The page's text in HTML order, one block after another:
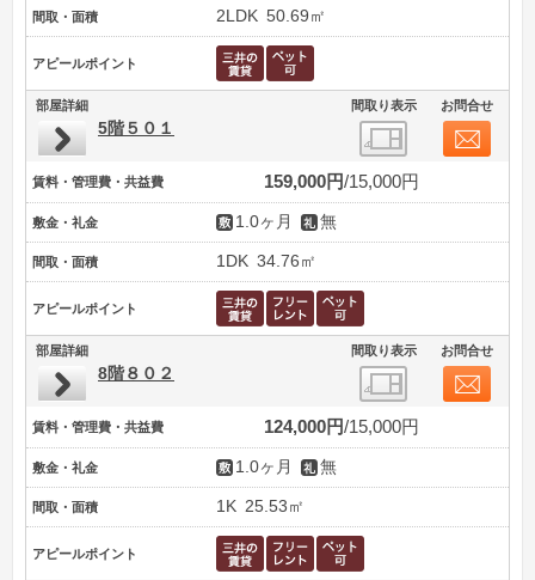
間取・面積 2LDK 50.69㎡
アピールポイント
部屋詳細 間取り表示 お問合せ
5階５０１
賃料・管理費・共益費 159,000円 15,000円
敷金・礼金 1.0ヶ月 無
間取・面積 1DK 34.76㎡
アピールポイント
部屋詳細 間取り表示 お問合せ
8階８０２
賃料・管理費・共益費 124,000円 15,000円
敷金・礼金 1.0ヶ月 無
間取・面積 1K 25.53㎡
アピールポイント